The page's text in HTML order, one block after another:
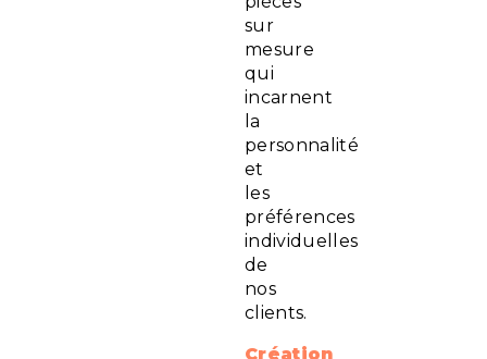
sur
mesure
qui
incarnent
la
personnalité
et
les
préférences
individuelles
de
nos
clients.
Création